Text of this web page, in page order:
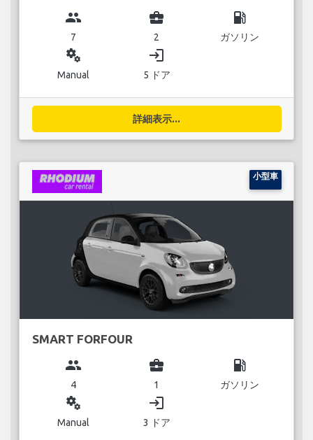
group
7
business_center
2
local_gas_station
ガソリン
miscellaneous_services
Manual
login
5 ドア
詳細表示...
小型車
SMART FORFOUR
group
4
business_center
1
local_gas_station
ガソリン
miscellaneous_services
Manual
login
3 ドア